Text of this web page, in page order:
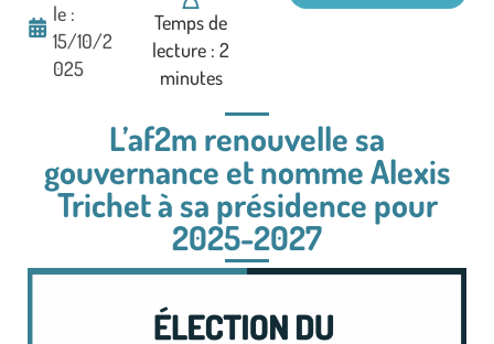
le :
15/10/2
025
Temps de
lecture : 2
minutes
L’af2m renouvelle sa
gouvernance et nomme Alexis
Trichet à sa présidence pour
2025-2027